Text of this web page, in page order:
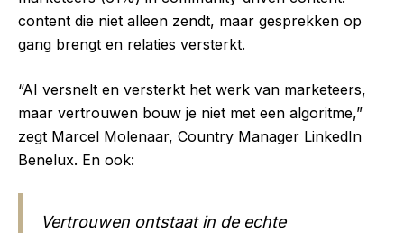
content die niet alleen zendt, maar gesprekken op
gang brengt en relaties versterkt.
“AI versnelt en versterkt het werk van marketeers,
maar vertrouwen bouw je niet met een algoritme,”
zegt Marcel Molenaar, Country Manager LinkedIn
Benelux. En ook:
Vertrouwen ontstaat in de echte